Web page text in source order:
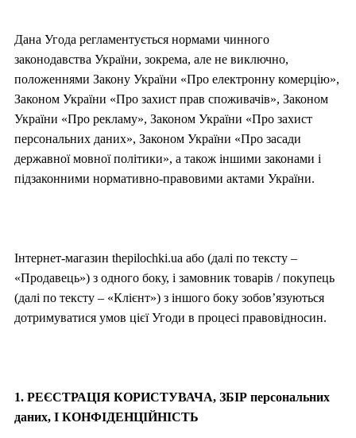
Дана Угода регламентується нормами чинного
законодавства України, зокрема, але не виключно,
положеннями Закону України «Про електронну комерцію»,
Законом України «Про захист прав споживачів», Законом
України «Про рекламу», Законом України «Про захист
персональних даних», Законом України «Про засади
державної мовної політики», а також іншими законами і
підзаконними нормативно-правовими актами України.
Інтернет-магазин thepilochki.ua або (далі по тексту –
«Продавець») з одного боку, і замовник товарів / покупець
(далі по тексту – «Клієнт») з іншого боку зобов’язуються
дотримуватися умов цієї Угоди в процесі правовідносин.
1. РЕЄСТРАЦІЯ КОРИСТУВАЧА, ЗБІР персональних
даних, І КОНФІДЕНЦІЙНІСТЬ